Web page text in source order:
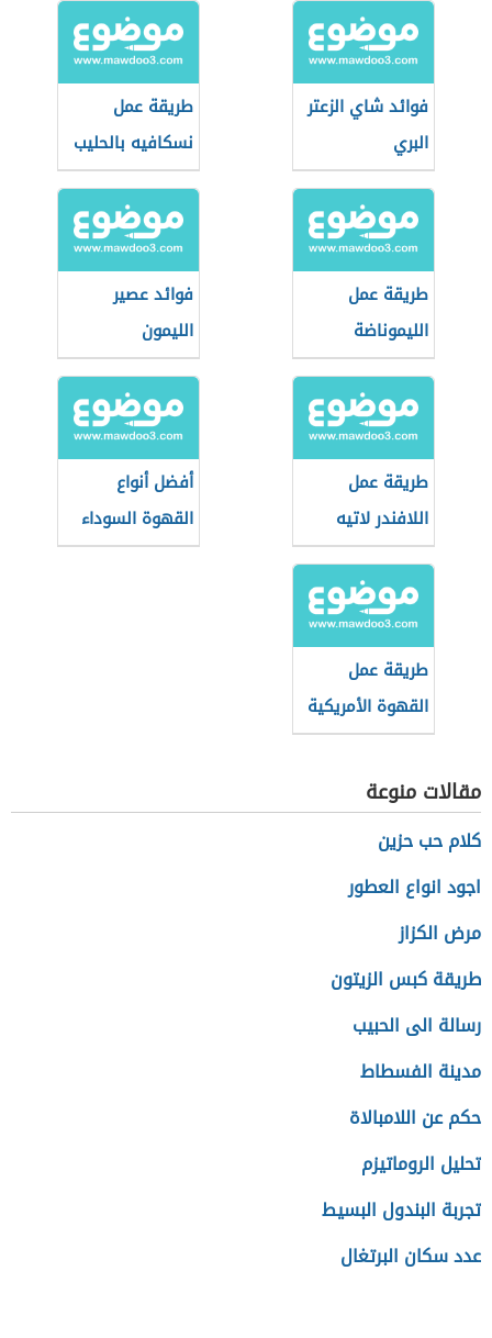
فوائد شاي الزعتر
البري
طريقة عمل
نسكافيه بالحليب
طريقة عمل
الليموناضة
فوائد عصير
الليمون
طريقة عمل
اللافندر لاتيه
أفضل أنواع
القهوة السوداء
طريقة عمل
القهوة الأمريكية
في البيت
مقالات منوعة
كلام حب حزين
اجود انواع العطور
مرض الكزاز
طريقة كبس الزيتون
رسالة الى الحبيب
مدينة الفسطاط
حكم عن اللامبالاة
تحليل الروماتيزم
تجربة البندول البسيط
عدد سكان البرتغال